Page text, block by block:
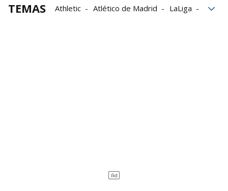
TEMAS Athletic Atlético de Madrid
LaLiga